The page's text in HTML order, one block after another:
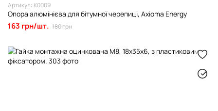
Артикул: К0009
Опора алюмінієва для бітумної черепиці, Axioma Energy
163 грн/шт. 180 грн